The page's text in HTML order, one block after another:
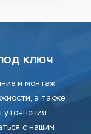
ключ
и монтаж
а также
уточнения
с нашим